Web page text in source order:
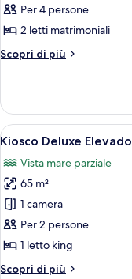
Kiosko
Deluxe
View
Per 4 persone
2 letti matrimoniali
Scopri di più
Altri
Deluxe
Garden
View
Apri
tutte
le
foto
per
Kiosco
Deluxe
10
Kiosco Deluxe Elevado
Vista mare parziale
65 m²
1 camera
Per 2 persone
1 letto king
Scopri di più
Altri